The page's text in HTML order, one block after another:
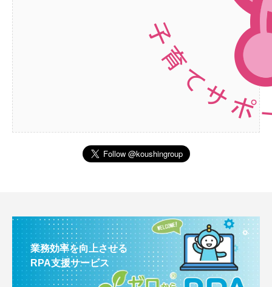
業務効率を向上させる
RPA支援サービス